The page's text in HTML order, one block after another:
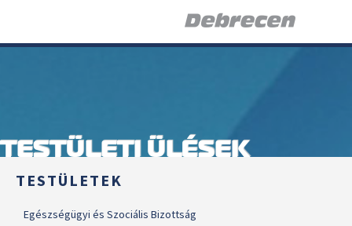
TESTÜLETI ÜLÉSEK
TESTÜLETEK
Egészségügyi és Szociális Bizottság